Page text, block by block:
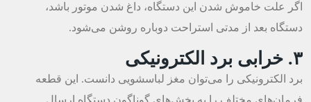
اگر علت خاموش شدن این دستگاه، داغ شدن موتور باشد،
دستگاه بعد از مدتی استراحت دوباره روشن می‌شود.
۳. خرابی برد الکترونیکی
برد الکترونیکی را می‌توان مغز لباسشویی دانست. این قطعه